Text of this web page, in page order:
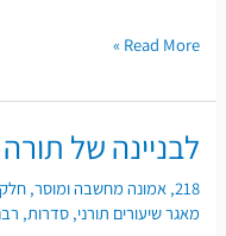
Read More »
לבניינה של
218
,אמונה מחשבה ומוסר,
מאגר שיעורים תורני,סדרות,
לבניינה
תורה